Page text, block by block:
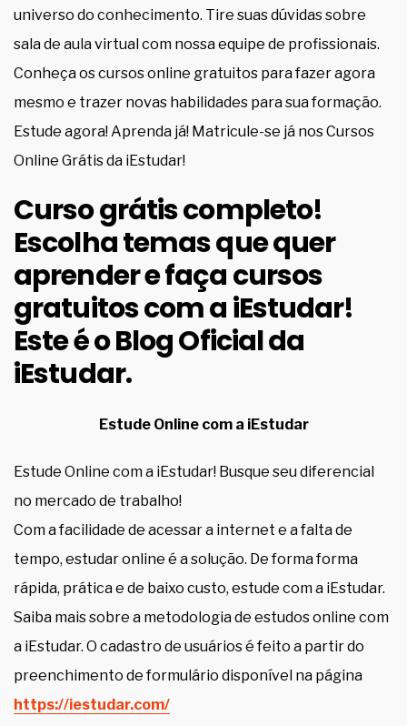
universo do conhecimento. Tire suas dúvidas sobre
sala de aula virtual com nossa equipe de profissionais.
Conheça os cursos online gratuitos para fazer agora
mesmo e trazer novas habilidades para sua formação.
Estude agora! Aprenda já! Matricule-se já nos Cursos
Online Grátis da iEstudar!
Curso grátis completo!
Escolha temas que quer
aprender e faça cursos
gratuitos com a iEstudar!
Este é o Blog Oficial da
iEstudar.
Estude Online com a iEstudar
Estude Online com a iEstudar! Busque seu diferencial
no mercado de trabalho!
Com a facilidade de acessar a internet e a falta de
tempo, estudar online é a solução. De forma forma
rápida, prática e de baixo custo, estude com a iEstudar.
Saiba mais sobre a metodologia de estudos online com
a iEstudar. O cadastro de usuários é feito a partir do
preenchimento de formulário disponível na página
https://iestudar.com/